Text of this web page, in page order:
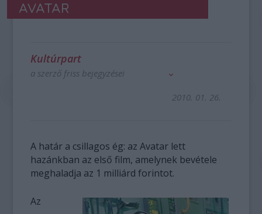
AVATAR
Kultúrpart
a szerző friss bejegyzései
2010. 01. 26.
A határ a csillagos ég: az Avatar lett
hazánkban az első film, amelynek bevétele
meghaladja az 1 milliárd forintot.
Az